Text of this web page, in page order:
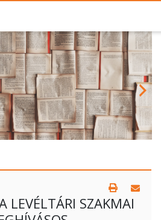
LEVÉLTÁRI SZAKMAI